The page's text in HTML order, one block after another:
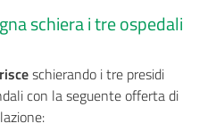
schiera i tre ospedali
schierando i tre presidi
con la seguente offerta di